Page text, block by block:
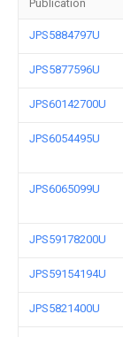
Publication
JPS5884797U
JPS5877596U
JPS60142700U
JPS6054495U
JPS6065099U
JPS59178200U
JPS59154194U
JPS5821400U